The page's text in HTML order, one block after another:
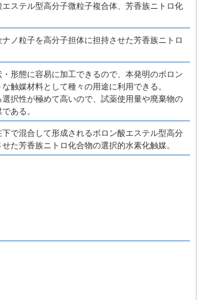
ステル型高分子微粒子複合体、芳香族ニトロ化
ノ粒子を高分子担体に担持させた芳香族ニトロ
形態に容易に加工できるので、本発明のボロン
触媒材料として種々の用途に利用できる。
択性が極めて高いので、試薬使用量や廃棄物の
ある。
で混合して形成されるボロン酸エステル型高分
た芳香族ニトロ化合物の選択的水素化触媒。